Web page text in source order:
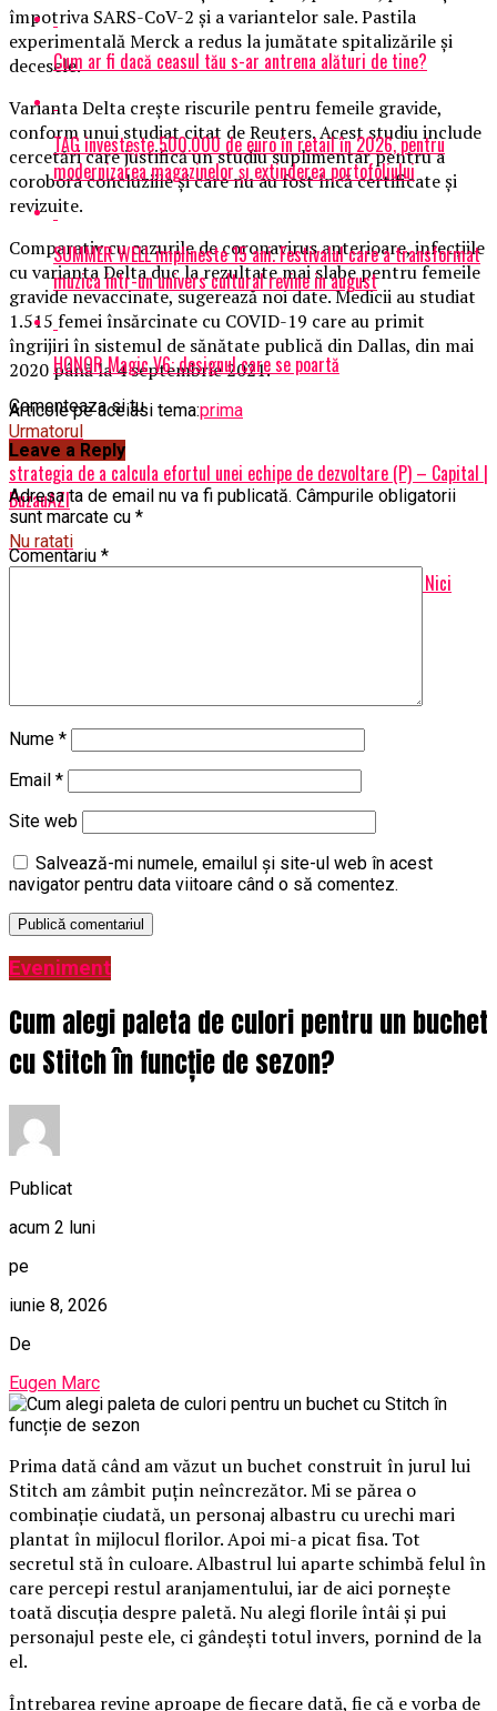
împotriva SARS-CoV-2 și a variantelor sale. Pastila
experimentală Merck a redus la jumătate spitalizările și
decesele.
Varianta Delta crește riscurile pentru femeile gravide,
conform unui studiat citat de Reuters. Acest studiu include
cercetări care justifică un studiu suplimentar pentru a
corobora concluziile și care nu au fost încă certificate și
revizuite.
Comparativ cu cazurile de coronavirus anterioare, infecțiile
cu varianta Delta duc la rezultate mai slabe pentru femeile
gravide nevaccinate, sugerează noi date. Medicii au studiat
1.515 femei însărcinate cu COVID-19 care au primit
îngrijiri în sistemul de sănătate publică din Dallas, din mai
2020 până la 4 septembrie 2021.
Articole pe aceiasi tema:prima
Urmatorul
strategia de a calcula efortul unei echipe de dezvoltare (P) – Capital |
BuzauAZI
Nu ratati
Europa se cutremură din temelii. Lovitură pe tot continentul. Nici
Cum ar fi dacă ceasul tău s-ar antrena alături de tine?
TAG investește 500.000 de euro în retail în 2026, pentru
modernizarea magazinelor și extinderea portofoliului
SUMMER WELL implineste 15 ani. Festivalul care a transformat
muzica intr-un univers cultural revine in august
HONOR Magic V6: designul care se poartă
Comenteaza si tu
Leave a Reply
Adresa ta de email nu va fi publicată. Câmpurile obligatorii
sunt marcate cu *
Comentariu *
Nume *
Email *
Site web
Salvează-mi numele, emailul și site-ul web în acest
navigator pentru data viitoare când o să comentez.
Eveniment
Cum alegi paleta de culori pentru un buchet
cu Stitch în funcție de sezon?
Publicat
acum 2 luni
pe
iunie 8, 2026
De
Eugen Marc
Prima dată când am văzut un buchet construit în jurul lui
Stitch am zâmbit puțin neîncrezător. Mi se părea o
combinație ciudată, un personaj albastru cu urechi mari
plantat în mijlocul florilor. Apoi mi-a picat fisa. Tot
secretul stă în culoare. Albastrul lui aparte schimbă felul în
care percepi restul aranjamentului, iar de aici pornește
toată discuția despre paletă. Nu alegi florile întâi și pui
personajul peste ele, ci gândești totul invers, pornind de la
el.
Întrebarea revine aproape de fiecare dată, fie că e vorba de